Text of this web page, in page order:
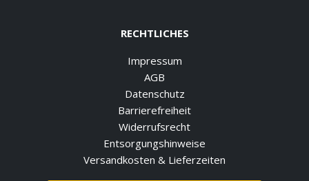
RECHTLICHES
Impressum
AGB
Datenschutz
Barrierefreiheit
Widerrufsrecht
Entsorgungshinweise
Versandkosten & Lieferzeiten